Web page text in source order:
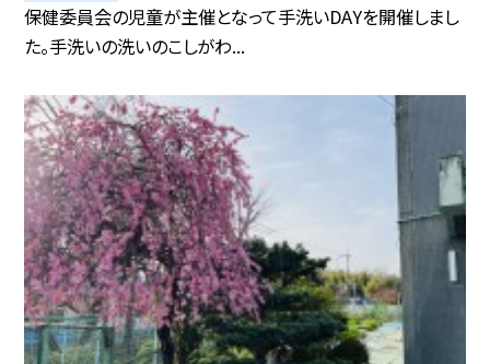
保健委員会の児童が主催となって手洗いDAYを開催しまし
た。手洗いの洗いのこしがわ...